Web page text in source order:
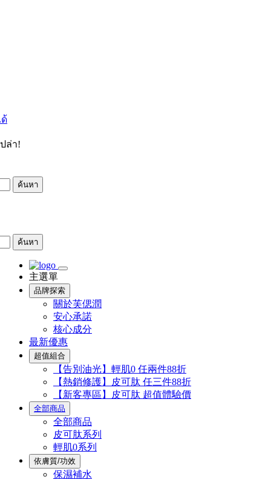
ด้
ล่า!
ค้นหา
ค้นหา
主選單
品牌探索
關於芙偲潤
安心承諾
核心成分
最新優惠
超值組合
【告別油光】輕肌0 任兩件88折
【熱銷修護】皮可肽 任三件88折
【新客專區】皮可肽 超值體驗價
全部商品
全部商品
皮可肽系列
輕肌0系列
依膚質/功效
保濕補水